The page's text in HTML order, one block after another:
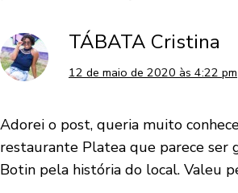
TÁBATA Cristina
12 de maio de 2020 às 4:22 pm
Adorei o post, queria muito
restaurante Platea que parece ser
Botin pela história do local. Valeu